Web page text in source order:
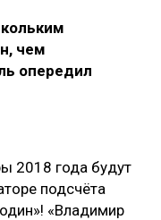
чем
опередил
2018 года будут
подсчёта
«Владимир